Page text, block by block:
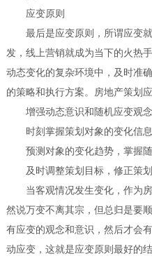
应变原则
最后是应变原则，所谓应变
发，线上营销就成为当下的火热
动态变化的复杂环境中，及时准
的策略和执行方案。房地产策划
增强动态意识和随机应变观念
时刻掌握策划对象的变化信息
预测对象的变化趋势，掌握
及时调整策划目标，修正策
当客观情况发生变化，作为
然说万变不离其宗，但总归是要
有应变的观念和意识，然后才会
动应变，这就是应变原则最好的